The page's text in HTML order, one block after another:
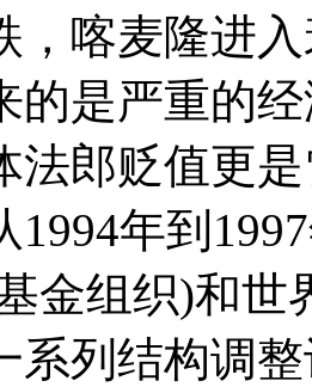
，喀麦隆进
的是严重的
法郎贬值更
1994年到
金组织)和世
系列结构调